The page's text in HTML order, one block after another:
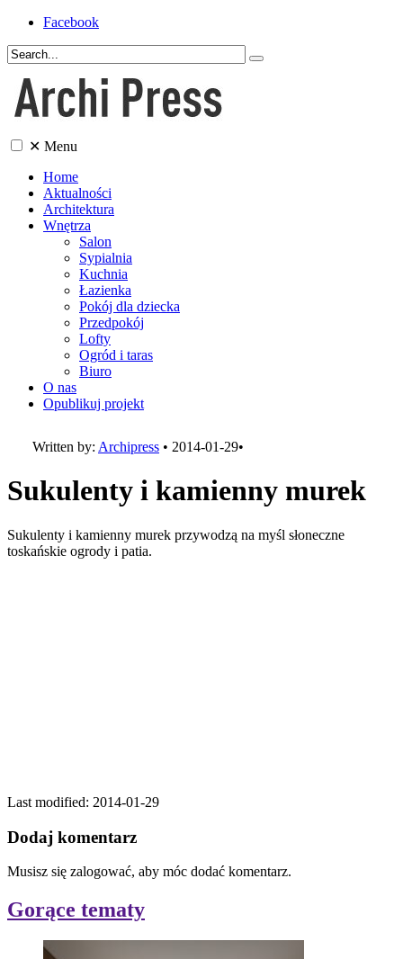
Facebook
✕ Menu
Home
Aktualności
Architektura
Wnętrza
Salon
Sypialnia
Kuchnia
Łazienka
Pokój dla dziecka
Przedpokój
Lofty
Ogród i taras
Biuro
O nas
Opublikuj projekt
Written by: Archipress • 2014-01-29•
Sukulenty i kamienny murek
Sukulenty i kamienny murek przywodzą na myśl słoneczne
toskańskie ogrody i patia.
Last modified: 2014-01-29
Dodaj komentarz
Musisz się zalogować, aby móc dodać komentarz.
Gorące tematy